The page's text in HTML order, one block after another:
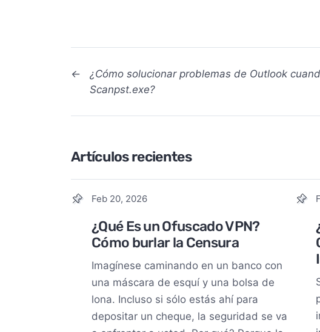
←
¿Cómo solucionar problemas de Outlook
Scanpst.exe?
Artículos recientes
Feb 20, 2026
¿Qué Es un Ofuscado VPN?
Cómo burlar la Censura
Imagínese caminando en un banco con
una máscara de esquí y una bolsa de
lona. Incluso si sólo estás ahí para
depositar un cheque, la seguridad se va